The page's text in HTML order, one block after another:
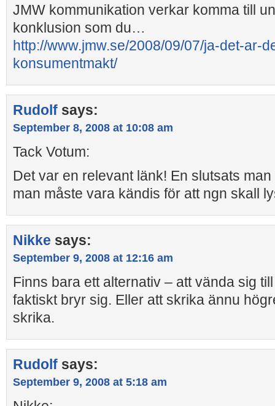
JMW kommunikation verkar komma till
konklusion som du…
http://www.jmw.se/2008/09/07/ja-det-ar-
konsumentmakt/
Rudolf says:
September 8, 2008 at 10:08 am
Tack Votum:
Det var en relevant länk! En slutsats
man måste vara kändis för att ngn skall
Nikke says:
September 9, 2008 at 12:16 am
Finns bara ett alternativ – att vända sig
faktiskt bryr sig. Eller att skrika ännu
skrika.
Rudolf says:
September 9, 2008 at 5:18 am